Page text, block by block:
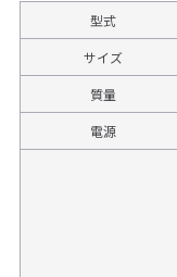
型式
サイズ
質量
電源